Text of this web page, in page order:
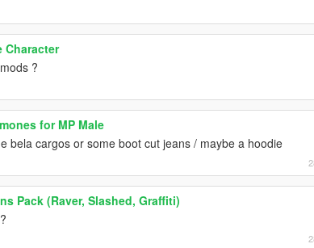
Character
?
for MP Male
bela cargos or some boot cut jeans / maybe a hoodie
Pack (Raver, Slashed, Graffiti)